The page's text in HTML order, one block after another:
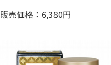
販売価格：6,380円